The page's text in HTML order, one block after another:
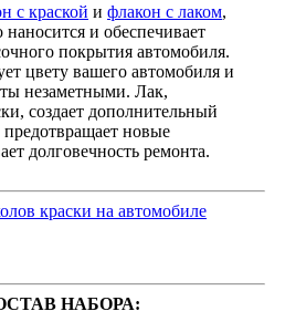
с краской и флакон с лаком,
и обеспечивает
покрытия автомобиля.
цвету вашего автомобиля и
незаметными. Лак,
создает дополнительный
новые
долговечность ремонта.
краски на автомобиле
НАБОРА: